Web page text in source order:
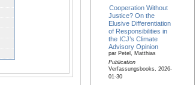
Cooperation Without
Justice? On the
Elusive Differentiation
of Responsibilities in
the ICJ’s Climate
Advisory Opinion
par Petel, Matthias
Publication
Verfassungsbooks, 2026-
01-30